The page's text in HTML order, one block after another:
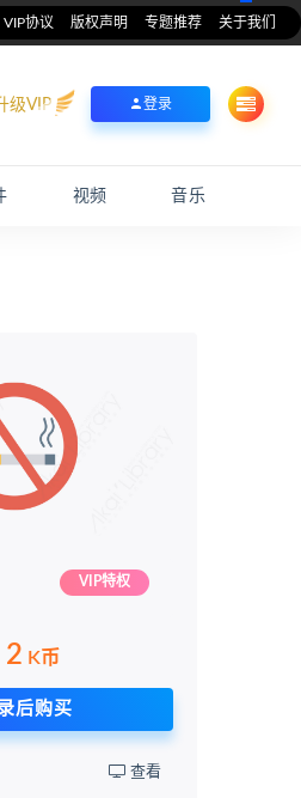
VIP协议 版权声明 专题推荐 关于我们
级VIP 登录
视频 音乐
VIP特权
2 K币
后购买
查看